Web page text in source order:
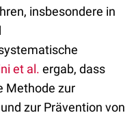
insbesondere in
et al. ergab, dass
Methode zur
zur Prävention von